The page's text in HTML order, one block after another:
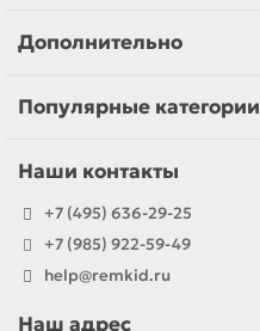
Дополнительно
Популярные категории
Наши контакты
+7 (495) 636-29-25
+7 (985) 922-59-49
help@remkid.ru
Наш адрес